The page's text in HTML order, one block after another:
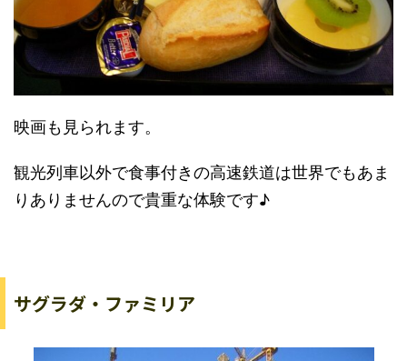
映画も見られます。
観光列車以外で食事付きの高速鉄道は世界でもあま
りありませんので貴重な体験です♪
サグラダ・ファミリア